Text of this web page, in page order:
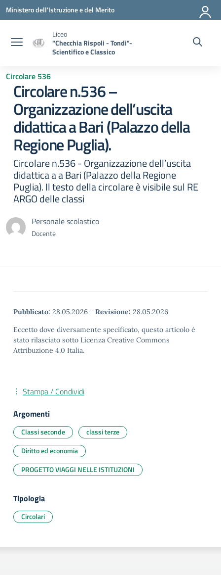
Vai ai contenuti
Vai al menu di navigazione
Vai al footer
Ministero dell'Istruzione e del Merito
Liceo
"Checchia Rispoli - Tondi"-
Scientifico e Classico
Circolare 536
Circolare n.536 –
Organizzazione dell’uscita
didattica a Bari (Palazzo della
Regione Puglia).
Circolare n.536 - Organizzazione dell’uscita
didattica a a Bari (Palazzo della Regione
Puglia). Il testo della circolare è visibile sul RE
ARGO delle classi
Personale scolastico
Docente
Pubblicato: 28.05.2026 - Revisione: 28.05.2026
Eccetto dove diversamente specificato, questo articolo è
stato rilasciato sotto Licenza Creative Commons
Attribuzione 4.0 Italia.
Stampa / Condividi
Argomenti
Classi seconde
classi terze
Diritto ed economia
PROGETTO VIAGGI NELLE ISTITUZIONI
Tipologia
Circolari